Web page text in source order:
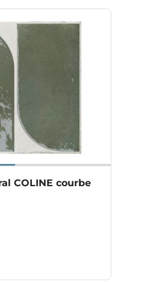
COLINE courbe